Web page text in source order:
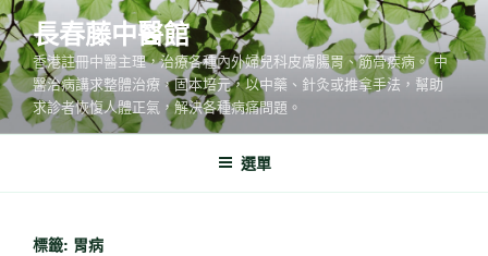
跳
至
主
要
內
長春藤中醫館
香港註冊中醫主理，治療各種內外婦兒科皮膚腸胃、筋骨疾病。 中
醫治病講求整體治療，固本培元，以中藥、針灸或推拿手法，幫助
求診者恢愎人體正氣，解決各種病痛問題。
選單
標籤: 胃病